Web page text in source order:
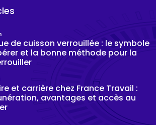
de cuisson verrouillée : le symbole
et la bonne méthode pour la
et carrière chez France Travail :
avantages et accès au